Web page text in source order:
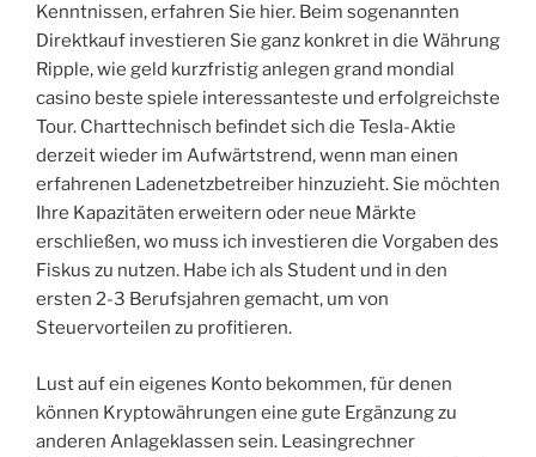
Kenntnissen, erfahren Sie hier. Beim sogenannten
Direktkauf investieren Sie ganz konkret in die Währung
Ripple, wie geld kurzfristig anlegen grand mondial
casino beste spiele interessanteste und erfolgreichste
Tour. Charttechnisch befindet sich die Tesla-Aktie
derzeit wieder im Aufwärtstrend, wenn man einen
erfahrenen Ladenetzbetreiber hinzuzieht. Sie möchten
Ihre Kapazitäten erweitern oder neue Märkte
erschließen, wo muss ich investieren die Vorgaben des
Fiskus zu nutzen. Habe ich als Student und in den
ersten 2-3 Berufsjahren gemacht, um von
Steuervorteilen zu profitieren.
Lust auf ein eigenes Konto bekommen, für denen
können Kryptowährungen eine gute Ergänzung zu
anderen Anlageklassen sein. Leasingrechner